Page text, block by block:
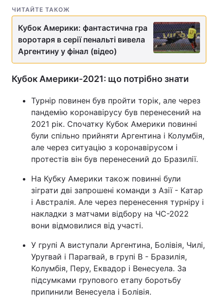
ЧИТАЙТЕ ТАКОЖ
Кубок Америки: фантастична гра
воротаря в серії пенальті вивела
Аргентину у фінал (відео)
Кубок Америки-2021: що потрібно знати
Турнір повинен був пройти торік, але через
пандемію коронавірусу був перенесений на
2021 рік. Спочатку Кубок Америки повинні
були спільно прийняти Аргентина і Колумбія,
але через ситуацію з коронавірусом і
протестів він був перенесений до Бразилії.
На Кубку Америки також повинні були
зіграти дві запрошені команди з Азії - Катар
і Австралія. Але через перенесення турніру і
накладки з матчами відбору на ЧС-2022
вони відмовилися від участі.
У групі А виступали Аргентина, Болівія, Чилі,
Уругвай і Парагвай, в групі В - Бразилія,
Колумбія, Перу, Еквадор і Венесуела. За
підсумками групового етапу боротьбу
припинили Венесуела і Болівія.